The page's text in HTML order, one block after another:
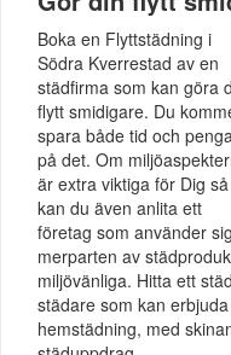
Boka en Flyttstädning i
Södra Kverrestad av en
städfirma som kan göra
flytt smidigare. Du
spara både tid och
på det. Om
är extra viktiga för Dig så
kan du även anlita ett
företag som använder
merparten av
miljövänliga. Hitta ett
städare som kan
hemstädning, med